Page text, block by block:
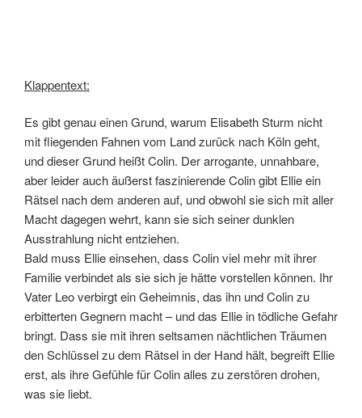
Klappentext:
Es gibt genau einen Grund, warum Elisabeth Sturm nicht
mit fliegenden Fahnen vom Land zurück nach Köln geht,
und dieser Grund heißt Colin. Der arrogante, unnahbare,
aber leider auch äußerst faszinierende Colin gibt Ellie ein
Rätsel nach dem anderen auf, und obwohl sie sich mit aller
Macht dagegen wehrt, kann sie sich seiner dunklen
Ausstrahlung nicht entziehen.
Bald muss Ellie einsehen, dass Colin viel mehr mit ihrer
Familie verbindet als sie sich je hätte vorstellen können. Ihr
Vater Leo verbirgt ein Geheimnis, das ihn und Colin zu
erbitterten Gegnern macht – und das Ellie in tödliche Gefahr
bringt. Dass sie mit ihren seltsamen nächtlichen Träumen
den Schlüssel zu dem Rätsel in der Hand hält, begreift Ellie
erst, als ihre Gefühle für Colin alles zu zerstören drohen,
was sie liebt.